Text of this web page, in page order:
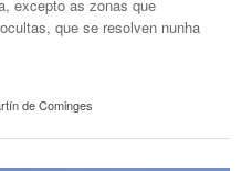
excepto as zonas que
que se resolven nunha
de Cominges